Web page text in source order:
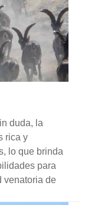
duda, la
rica y
lo que brinda
para
venatoria de